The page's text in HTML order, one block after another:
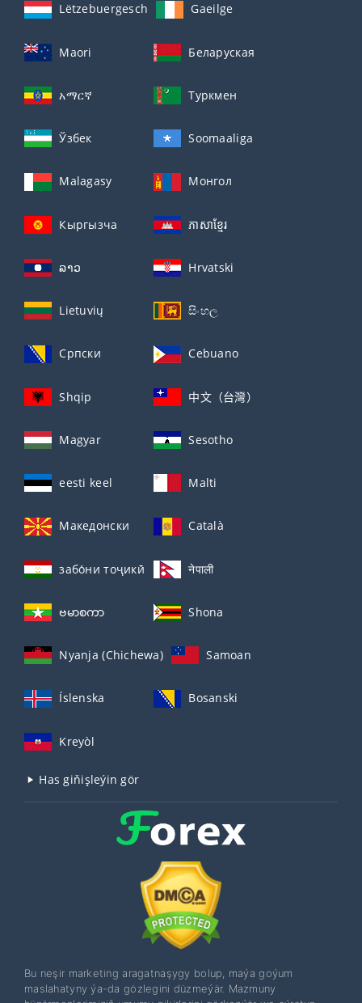
Lëtzebuergesch Gaeilge
Maori Беларуская
አማርኛ Туркмен
Ўзбек Soomaaliga
Malagasy Монгол
Кыргызча ភាសាខ្មែរ
ລາວ Hrvatski
Lietuvių සිංහල
Српски Cebuano
Shqip 中文（台灣）
Magyar Sesotho
eesti keel Malti
Македонски Català
забо́ни тоҷикӣ́ नेपाली
ဗမာစကာ Shona
Nyanja (Chichewa) Samoan
Íslenska Bosanski
Kreyòl
Has giňişleýin gör
Bu neşir marketing aragatnaşygy bolup, maýa goýum
maslahatyny ýa-da gözlegini düzmeýär. Mazmuny